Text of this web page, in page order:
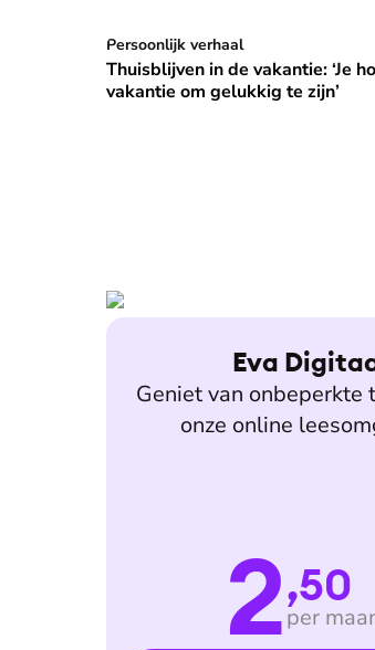
Thuisblijven in de vakantie: ‘Je
Persoonlijk verhaal
Thuisblijven in de vakantie: ‘Je
vakantie om gelukkig te zijn’
Eva
Geniet van onbeperkte
onze online
2,50
per